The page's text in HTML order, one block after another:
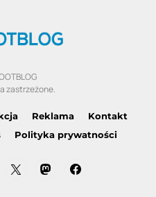
zastrzeżone.
Reklama
Kontakt
Polityka prywatności